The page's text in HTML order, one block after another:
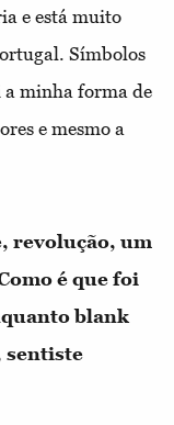
e está muito
Símbolos
a minha forma de
e mesmo a
revolução, um
é que foi
blank
sentiste